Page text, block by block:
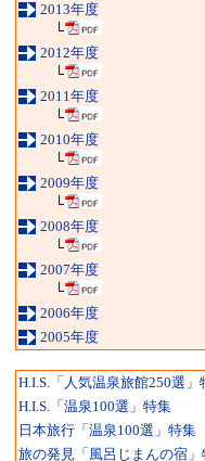
2013年度
└
2012年度
└
2011年度
└
2010年度
└
2009年度
└
2008年度
└
2007年度
└
2006年度
2005年度
H.I.S.「人気温泉旅館250選」
H.I.S.「温泉100選」特集
日本旅行「温泉100選」特集
旅の発見「風呂じまんの宿」